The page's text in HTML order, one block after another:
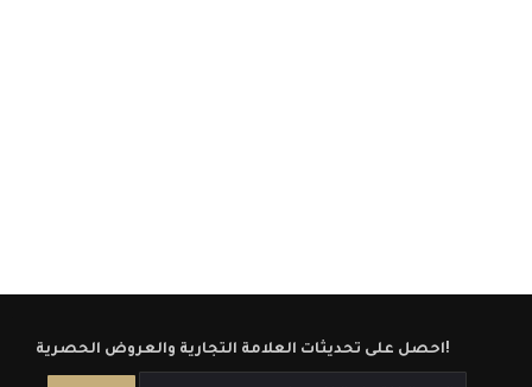
احصل على تحديثات العلامة التجارية والعروض الحصرية!